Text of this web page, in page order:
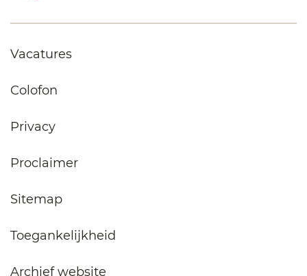
Vacatures
Colofon
Privacy
Proclaimer
Sitemap
Toegankelijkheid
Archief website